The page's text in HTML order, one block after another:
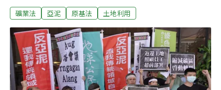
亟需改革，要求政院盡速提出修法草案版本，在立法院本
政法院駁回上訴亞泥公司自1973年取得新城山礦區採礦權
後開挖至今，與當地居民的衝突、引發的環保爭議不曾停
歇，亞泥在2017年11月第三度取得礦權展限20年，可以採
礦到2037年，當時更是掀起社會議論。由於當地是玻士岸
部落原住民傳統領域，族人指控礦務局並未踐行《原基
礦業法 亞泥 原基法 土地利用